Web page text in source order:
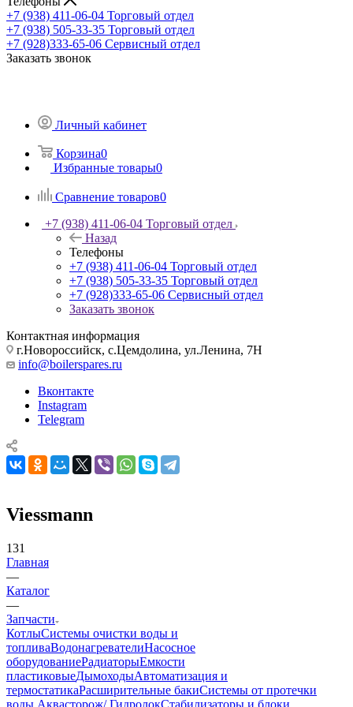
+7 (938) 411-06-04 Торговый отдел
+7 (938) 505-33-35 Торговый отдел
+7 (928)333-65-06 Сервисный отдел
Заказать звонок
Личный кабинет
Корзина0
Избранные товары0
Сравнение товаров0
+7 (938) 411-06-04 Торговый отдел
Назад
Телефоны
+7 (938) 411-06-04 Торговый отдел
+7 (938) 505-33-35 Торговый отдел
+7 (928)333-65-06 Сервисный отдел
Заказать звонок
Контактная информация
г.Новороссийск, с.Цемдолина, ул.Ленина, 7Н
info@boilerspares.ru
Вконтакте
Instagram
Telegram
Viessmann
131
Главная
—
Каталог
—
Запчасти
КотлыСистемы очистки воды и
топливаВодонагревателиНасосное
оборудованиеРадиаторыЕмкости
пластиковыеДымоходыАвтоматизация и
термостатикаРасширительные бакиСистемы от протечки
воды Аквасторож/ ГидролокСтабилизаторы и блоки